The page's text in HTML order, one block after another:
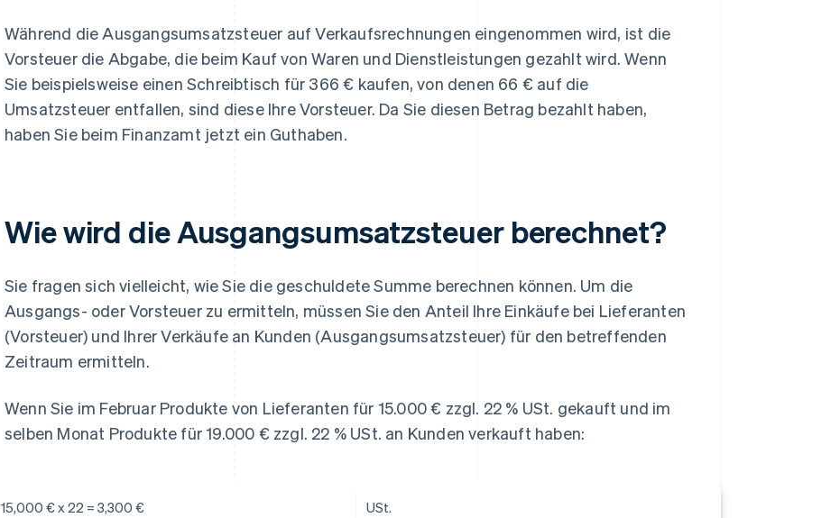
Während die Ausgangsumsatzsteuer auf Verkaufsrechnungen eingenommen wird, ist die
Vorsteuer die Abgabe, die beim Kauf von Waren und Dienstleistungen gezahlt wird. Wenn
Sie beispielsweise einen Schreibtisch für 366 € kaufen, von denen 66 € auf die
Umsatzsteuer entfallen, sind diese Ihre Vorsteuer. Da Sie diesen Betrag bezahlt haben,
haben Sie beim Finanzamt jetzt ein Guthaben.
Wie wird die Ausgangsumsatzsteuer berechnet?
Sie fragen sich vielleicht, wie Sie die geschuldete Summe berechnen können. Um die
Ausgangs- oder Vorsteuer zu ermitteln, müssen Sie den Anteil Ihre Einkäufe bei Lieferanten
(Vorsteuer) und Ihrer Verkäufe an Kunden (Ausgangsumsatzsteuer) für den betreffenden
Zeitraum ermitteln.
Wenn Sie im Februar Produkte von Lieferanten für 15.000 € zzgl. 22 % USt. gekauft und im
selben Monat Produkte für 19.000 € zzgl. 22 % USt. an Kunden verkauft haben:
15,000 € x 22 = 3,300 € USt.